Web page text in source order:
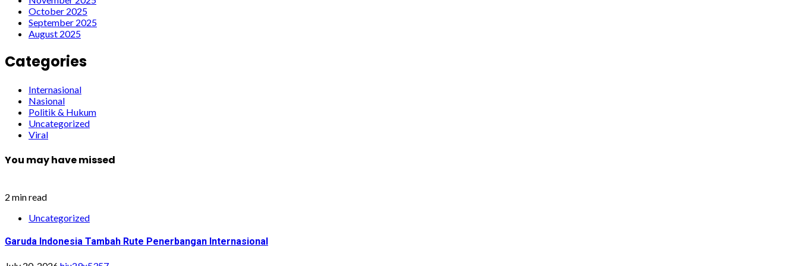
October 2025
September 2025
August 2025
Categories
Internasional
Nasional
Politik & Hukum
Uncategorized
Viral
You may have missed
2 min read
Uncategorized
Garuda Indonesia Tambah Rute Penerbangan Internasional